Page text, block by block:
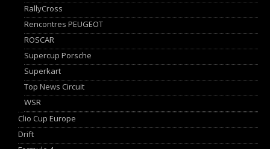
RallyCross
Rencontres PEUGEOT
ROSCAR
Supercup Porsche
Superkart
Top News Circuit
WSR
Clio Cup Europe
Drift